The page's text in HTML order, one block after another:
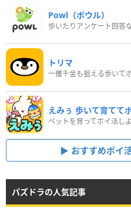
Powl（ポウル）
トリマ
一攫千金も狙える歩いて
えみぅ 歩いて育てて
おすすめポイ
パズドラの人気記事